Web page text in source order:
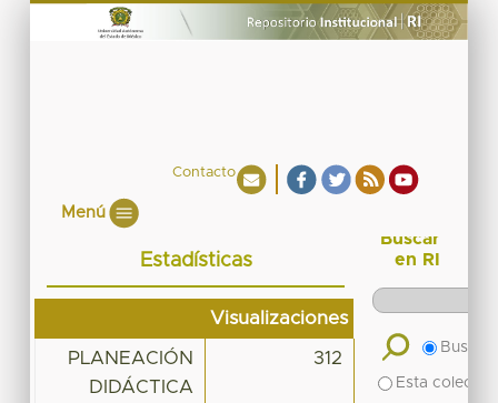
Contacto
Menú
Estadísticas
Visualizaciones
PLANEACIÓN
DIDÁCTICA
312
Buscar
en RI
Buscar
Esta